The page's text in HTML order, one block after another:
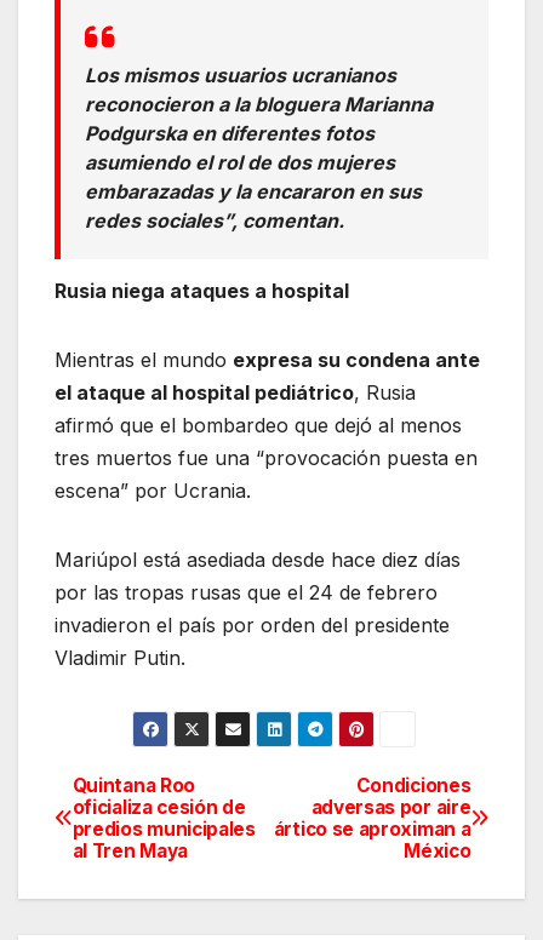
Los mismos usuarios ucranianos
reconocieron a la bloguera Marianna
Podgurska en diferentes fotos
asumiendo el rol de dos mujeres
embarazadas y la encararon en sus
redes sociales”, comentan.
Rusia niega ataques a hospital
Mientras el mundo expresa su condena ante
el ataque al hospital pediátrico, Rusia
afirmó que el bombardeo que dejó al menos
tres muertos fue una “provocación puesta en
escena” por Ucrania.
Mariúpol está asediada desde hace diez días
por las tropas rusas que el 24 de febrero
invadieron el país por orden del presidente
Vladimir Putin.
Navegación
de
entradas
Condiciones
adversas por aire
ártico se aproximan a
México
Quintana Roo
oficializa cesión de
predios municipales
al Tren Maya